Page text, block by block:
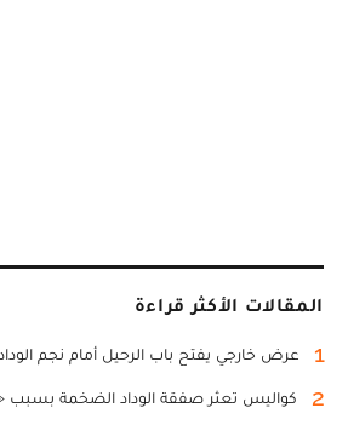
المقالات الأكثر قراءة
1 عرض خارجي يفتح باب الرحيل أمام نجم
2 كواليس تعثر صفقة الوداد الضخمة